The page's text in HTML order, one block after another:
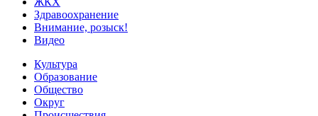
Здравоохранение
Внимание, розыск!
Видео
Культура
Образование
Общество
Округ